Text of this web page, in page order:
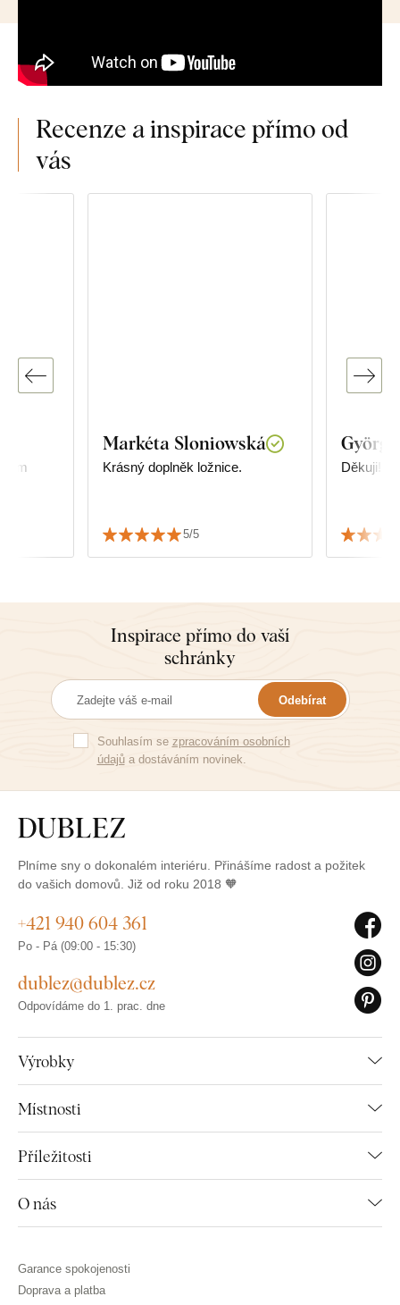
Recenze a inspirace přímo od
vás
Markéta Sloniowská
Krásný doplněk ložnice.
5/5
Děkuji!
Inspirace přímo do vaší
schránky
Odebírat
Souhlasím se zpracováním osobních
údajůa dostáváním novinek.
Plníme sny o dokonalém interiéru. Přinášíme radost a požitek
do vašich domovů. Již od roku 2018 🧡
Výrobky
Místnosti
Příležitosti
O nás
+421 940 604 361
Po - Pá (09:00 - 15:30)
dublez@dublez.cz
Odpovídáme do 1. prac. dne
Garance spokojenosti
Doprava a platba